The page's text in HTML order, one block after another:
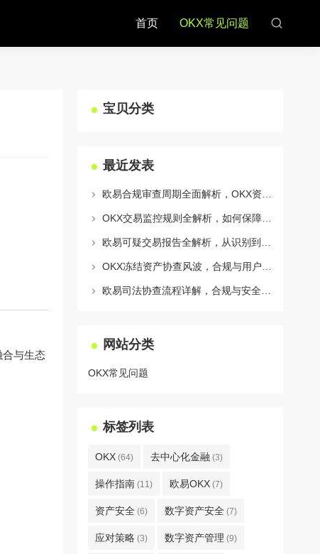
首页 OKX常见问题
合与生态
宝贝分类
最近发表
网站分类
OKX常见问题
标签列表
OKX (64) 去中心化金融 (3)
操作指南 (11) 欧易OKX (7)
资产安全 (6) 数字资产安全 (7)
应对策略 (3) 数字资产管理 (9)